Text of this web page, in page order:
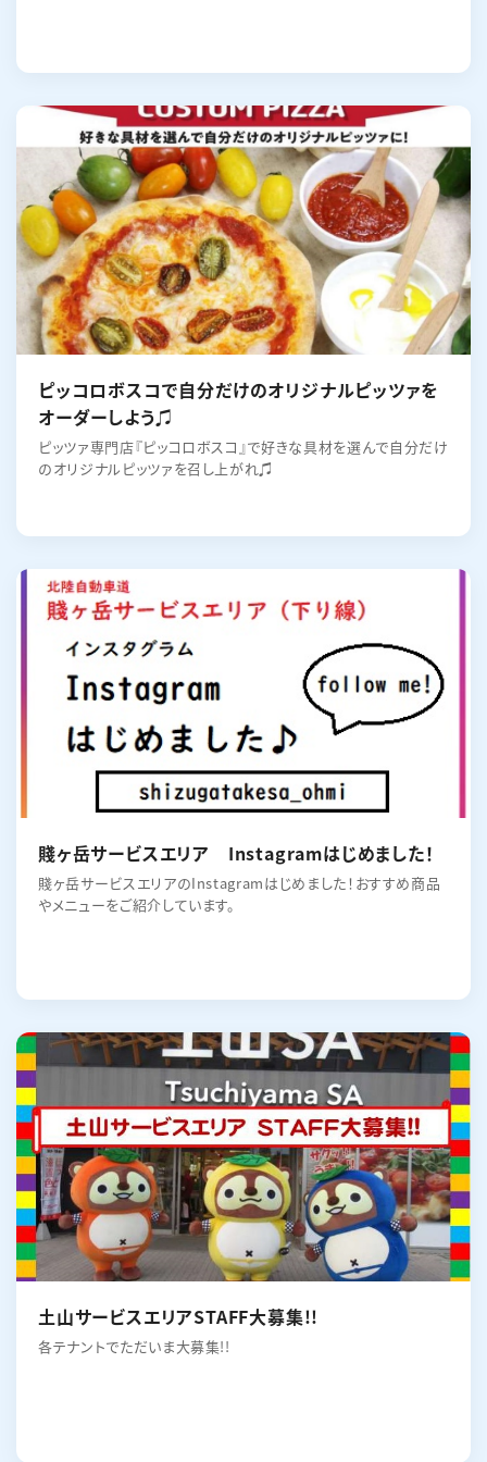
ピッコロボスコで自分だけのオリジナルピッツァを
オーダーしよう♫
ピッツァ専門店『ピッコロボスコ』で好きな具材を選んで自分だけ
のオリジナルピッツァを召し上がれ♫
賤ヶ岳サービスエリア Instagramはじめました！
賤ヶ岳サービスエリアのInstagramはじめました！おすすめ商品
やメニューをご紹介しています。
土山サービスエリアSTAFF大募集!!
各テナントでただいま大募集!!